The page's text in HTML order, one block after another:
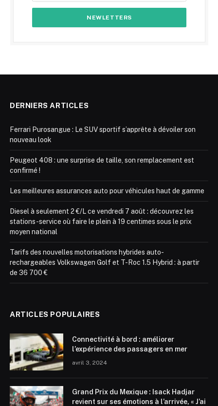
DERNIERS ARTICLES
Ferrari Purosangue : Le SUV sportif s’apprête à dévoiler son
nouveau look
Peugeot 408 : une surprise de taille, son remplacement est
confirmé !
Les meilleures assurances auto pour véhicules haut de gamme
Diesel à seulement 2 €/L ce vendredi 7 août : découvrez les
stations-service où faire le plein à 19 centimes sous le prix
moyen national
Tarifs des nouvelles motorisations hybrides auto-
rechargeables Volkswagen Golf et T-Roc 1.5 Hybrid : à partir
de 36 700 €
ARTICLES POPULAIRES
Connectivité à bord : améliorer
l’expérience des passagers en mer
avril 3, 2024
Grand Prix du Mexique : Isack Hadjar
revient sur ses émotions à l’arrivée, « J’ai